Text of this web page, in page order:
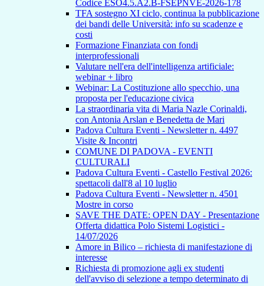
Codice ESO4.5.A2.B-FSEPNVE-2026-178
TFA sostegno XI ciclo, continua la pubblicazione
dei bandi delle Università: info su scadenze e
costi
Formazione Finanziata con fondi
interprofessionali
Valutare nell'era dell'intelligenza artificiale:
webinar + libro
Webinar: La Costituzione allo specchio, una
proposta per l'educazione civica
La straordinaria vita di Maria Nazle Corinaldi,
con Antonia Arslan e Benedetta de Mari
Padova Cultura Eventi - Newsletter n. 4497
Visite & Incontri
COMUNE DI PADOVA - EVENTI
CULTURALI
Padova Cultura Eventi - Castello Festival 2026:
spettacoli dall'8 al 10 luglio
Padova Cultura Eventi - Newsletter n. 4501
Mostre in corso
SAVE THE DATE: OPEN DAY - Presentazione
Offerta didattica Polo Sistemi Logistici -
14/07/2026
Amore in Bilico – richiesta di manifestazione di
interesse
Richiesta di promozione agli ex studenti
dell'avviso di selezione a tempo determinato di